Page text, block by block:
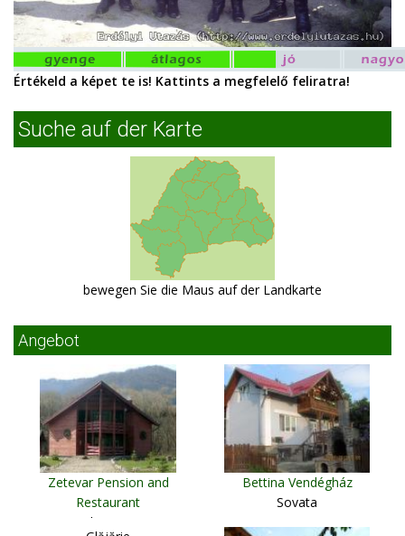
Értékeld a képet te is! Kattints a megfelelő feliratra!
Suche auf der Karte
bewegen Sie die Maus auf der Landkarte
Angebot
Zetevar Pension and
Restaurant
Sub Cetate
Bettina Vendégház
Sovata